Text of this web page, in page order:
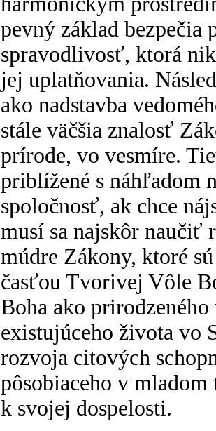
pevný základ bezpečia
spravodlivosť, ktorá
jej uplatňovania.
ako nadstavba
stále väčšia znalosť
prírode, vo vesmíre.
priblížené s náhľadom
spoločnosť, ak chce
musí sa najskôr naučiť
múdre Zákony, ktoré
časťou Tvorivej Vôle
Boha ako
existujúceho života vo
rozvoja citových
pôsobiaceho v
k svojej dospelosti.